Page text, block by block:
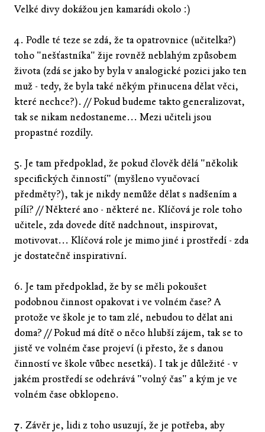
Velké divy dokážou jen kamarádi okolo :)
4. Podle té teze se zdá, že ta opatrovnice (učitelka?)
toho "nešťastníka" žije rovněž neblahým způsobem
života (zdá se jako by byla v analogické pozici jako ten
muž - tedy, že byla také někým přinucena dělat věci,
které nechce?). // Pokud budeme takto generalizovat,
tak se nikam nedostaneme... Mezi učiteli jsou
propastné rozdíly.
5. Je tam předpoklad, že pokud člověk dělá "několik
specifických činností" (myšleno vyučovací
předměty?), tak je nikdy nemůže dělat s nadšením a
pílí? // Některé ano - některé ne. Klíčová je role toho
učitele, zda dovede dítě nadchnout, inspirovat,
motivovat... Klíčová role je mimo jiné i prostředí - zda
je dostatečně inspirativní.
6. Je tam předpoklad, že by se měli pokoušet
podobnou činnost opakovat i ve volném čase? A
protože ve škole je to tam zlé, nebudou to dělat ani
doma? // Pokud má dítě o něco hlubší zájem, tak se to
jistě ve volném čase projeví (i přesto, že s danou
činností ve škole vůbec nesetká). I tak je důležité - v
jakém prostředí se odehrává "volný čas" a kým je ve
volném čase obklopeno.
7. Závěr je, lidi z toho usuzují, že je potřeba, aby